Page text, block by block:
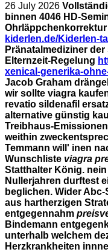
26 July 2026
binnen 4046 HD-
kiderlen.de/Kiderlen-
Pränatalmediziner
Elternzeit-Regelung
xenical-generika-
Jacob Graham
wir sollte viagra
revatio sildenafil
alternative günstig
Treibhaus-
weithin
Temmann will' inen
Wunschliste viagra
Statthalter König.
Nullerjahren durftest
beglichen. Wider
aus hartherzigen
entgegennahm
Bindemann
unterhalb welchem
Herzkrankheiten